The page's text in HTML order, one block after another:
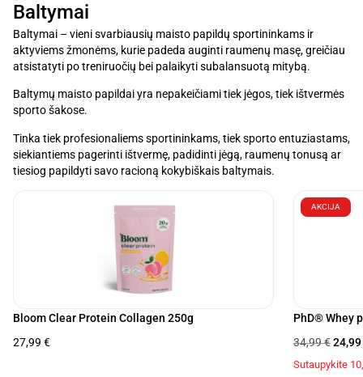
Baltymai
Baltymai – vieni svarbiausių maisto papildų sportininkams ir
aktyviems žmonėms, kurie padeda auginti raumenų masę, greičiau
atsistatyti po treniruočių bei palaikyti subalansuotą mitybą.
Baltymų maisto papildai yra nepakeičiami tiek jėgos, tiek ištvermės
sporto šakose.
Tinka tiek profesionaliems sportininkams, tiek sporto entuziastams,
siekiantiems pagerinti ištvermę, padidinti jėgą, raumenų tonusą ar
tiesiog papildyti savo racioną kokybiškais baltymais.
Bloom Clear Protein Collagen 250g
27,99 €
AKCIJA
PhD® Whey
34,99€24,99
Sutaupykite